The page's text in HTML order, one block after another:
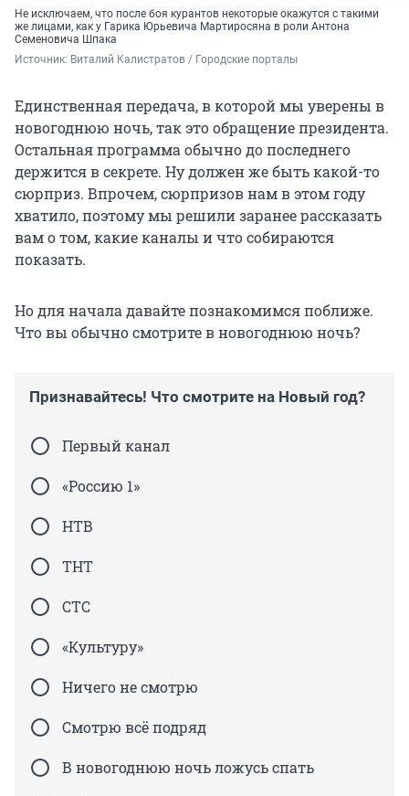
Не исключаем, что после боя курантов некоторые окажутся с такими
же лицами, как у Гарика Юрьевича Мартиросяна в роли Антона
Семеновича Шпака
Источник: Виталий Калистратов / Городские порталы
Единственная передача, в которой мы уверены в
новогоднюю ночь, так это обращение президента.
Остальная программа обычно до последнего
держится в секрете. Ну должен же быть какой-то
сюрприз. Впрочем, сюрпризов нам в этом году
хватило, поэтому мы решили заранее рассказать
вам о том, какие каналы и что собираются
показать.
Но для начала давайте познакомимся поближе.
Что вы обычно смотрите в новогоднюю ночь?
Признавайтесь! Что смотрите на Новый год?
Первый канал
«Россию 1»
НТВ
ТНТ
СТС
«Культуру»
Ничего не смотрю
Смотрю всё подряд
В новогоднюю ночь ложусь спать